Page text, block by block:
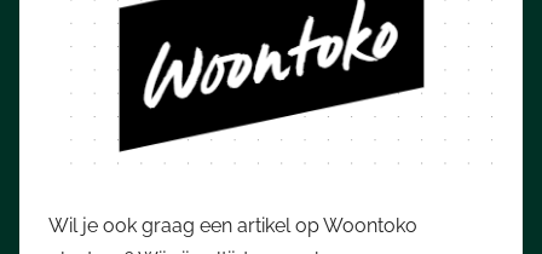
Wil je ook graag een artikel op Woontoko